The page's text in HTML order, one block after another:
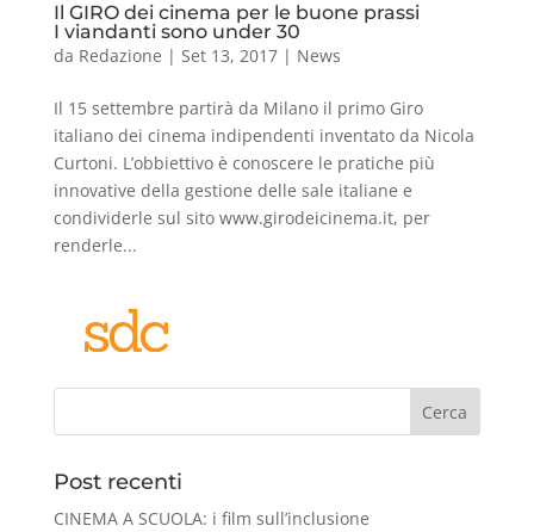
Il GIRO dei cinema per le buone prassi
I viandanti sono under 30
da Redazione | Set 13, 2017| News
Il 15 settembre partirà da Milano il primo Giro
italiano dei cinema indipendenti inventato da Nicola
Curtoni. L’obbiettivo è conoscere le pratiche più
innovative della gestione delle sale italiane e
condividerle sul sito www.girodeicinema.it, per
renderle...
Cerca
Post recenti
CINEMA A SCUOLA: i film sull’inclusione